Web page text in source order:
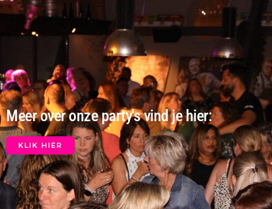
Meer over onze party's vind je hier:
KLIK HIER